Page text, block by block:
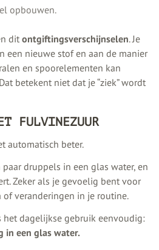
opbouwen.
ditontgiftingsverschijnselen. Je
een nieuwe stof en aan de manier
en spoorelementen kan
betekent niet dat je “ziek” wordt
FULVINEZUUR
automatisch beter.
druppels in een glas water, en
Zeker als je gevoelig bent voor
veranderingen in je routine.
het dagelijkse gebruik eenvoudig:
in een glas water.